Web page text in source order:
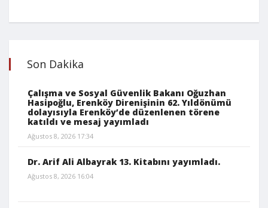
Son Dakika
Çalışma ve Sosyal Güvenlik Bakanı Oğuzhan
Hasipoğlu, Erenköy Direnişinin 62. Yıldönümü
dolayısıyla Erenköy’de düzenlenen törene
katıldı ve mesaj yayımladı
Ağustos 8, 2026 17:34
Dr. Arif Ali Albayrak 13. Kitabını yayımladı.
Ağustos 8, 2026 16:04